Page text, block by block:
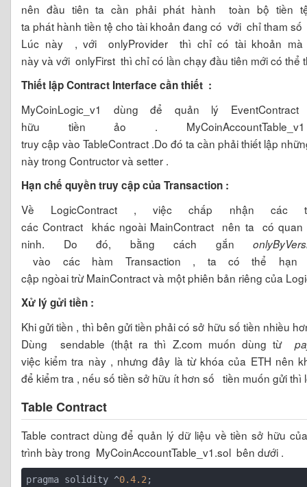
nên đầu tiên ta cần phải phát hành toàn bộ tiền
ta phát hành tiền tệ cho tài khoản đang có với chỉ tham số
Lúc này , với onlyProvider thì chỉ có tài khoản mà
này và với onlyFirst thì chỉ có lần chạy đầu tiên mới có thể
Thiết lập Contract Interface cần thiết :
MyCoinLogic_v1 dùng để quản lý
hữu tiền ảo .
truy cập vào TableContract .Do đó ta cần phải thiết lập
này trong Contructor và setter .
Hạn chế quyền truy cập của Transaction :
Về LogicContract , việc chấp nhận các
các Contract khác ngoài MainContract nên ta có
ninh. Do đó, bằng cách gắn
vào các hàm Transaction , ta có thể hạn
cập ngòai trừ MainContract và một phiên bản riêng của
Xử lý gửi tiền :
Khi gửi tiền , thì bên gửi tiền phải có sở hữu số tiền nhiều
Dùng sendable (thật ra thì Z.com muốn dùng từ
việc kiểm tra này , nhưng đây là từ khóa của ETH nên
để kiểm tra , nếu số tiền sở hữu ít hơn số tiền muốn gửi thì
Table Contract
Table contract dùng để quản lý dữ liệu về tiền sở hữu
trình bày trong MyCoinAccountTable_v1.sol bên dưới .
pragma solidity ^0.4.2